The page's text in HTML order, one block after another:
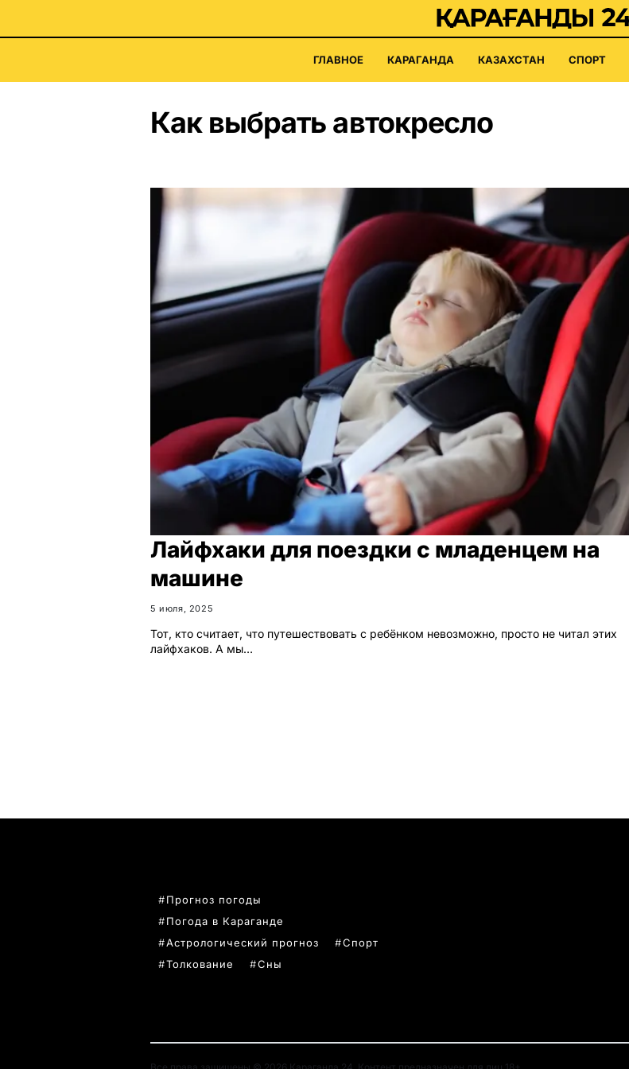
ГЛАВНОЕ КАРАГАНДА КАЗАХСТАН СПОРТ
Как выбрать автокресло
Лайфхаки для поездки с младенцем на
машине
5 июля, 2025
Тот, кто считает, что путешествовать с ребёнком невозможно, просто не читал этих
лайфхаков. А мы…
Прогноз погоды
Погода в Караганде
Астрологический прогноз
Спорт
Толкование
Сны
Все права защищены © 2026 Караганда 24. Контент предназначен для лиц 18+.